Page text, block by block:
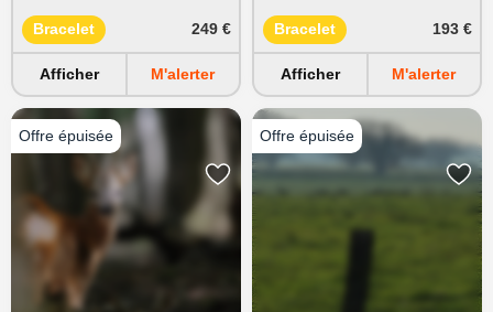
Bracelet 249 €
Afficher M'alerter
Bracelet 193 €
Afficher M'alerter